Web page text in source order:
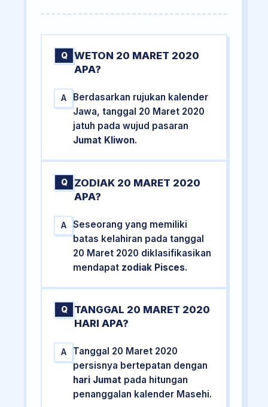
Q
WETON 20 MARET 2020
APA?
A
Berdasarkan rujukan kalender
Jawa, tanggal 20 Maret 2020
jatuh pada wujud pasaran
Jumat Kliwon.
Q
ZODIAK 20 MARET 2020
APA?
A
Seseorang yang memiliki
batas kelahiran pada tanggal
20 Maret 2020 diklasifikasikan
mendapat zodiak Pisces.
Q
TANGGAL 20 MARET 2020
HARI APA?
A
Tanggal 20 Maret 2020
persisnya bertepatan dengan
hari Jumat pada hitungan
penanggalan kalender Masehi.